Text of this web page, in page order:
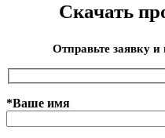
Скачать
Отправьте заявку
*Ваше имя